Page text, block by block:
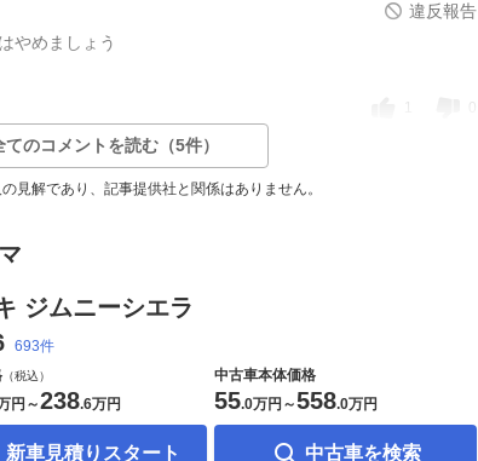
違反報告
やめましょう
1
てのコメントを読む（5件）
見解であり、記事提供社と関係はありません。
ジムニーシエラ
693件
（税込）
円 ～238.6万円
新車見積りスタート
中古車本体価格
55.0万円 ～558.0万円
中古車を検索